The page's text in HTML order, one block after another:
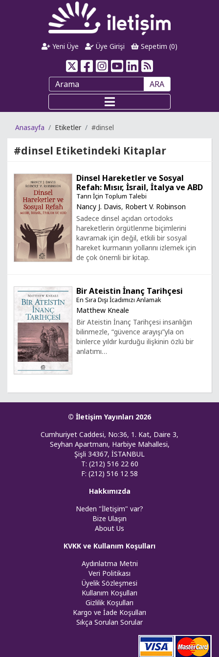
Yeni Üye Üye Girişi Sepetim (0)
ARA
Anasayfa Etiketler #dinsel
#dinsel Etiketindeki Kitaplar
Dinsel Hareketler ve Sosyal
Refah: Mısır, İsrail, İtalya ve ABD
Tanrı İçin Toplum Talebi
Nancy J. Davis, Robert V. Robinson
Sadece dinsel açıdan ortodoks
hareketlerin örgütlenme biçimlerini
kavramak için değil, etkili bir sosyal
hareket kurmanın yollarını izlemek için
de çok önemli bir kitap.
Bir Ateistin İnanç Tarihçesi
En Sıra Dışı İcadımızı Anlamak
Matthew Kneale
Bir Ateistin İnanç Tarihçesi insanlığın
bilinmezle, “güvence arayışı”yla on
binlerce yıldır kurduğu ilişkinin özlü bir
anlatımı…
© İletişim Yayınları 2026
Cumhuriyet Caddesi, No:36, 1. Kat, Daire 3,
Seyhan Apartmanı, Harbiye Mahallesi,
Şişli 34367, İSTANBUL
T: (212) 516 22 60
F: (212) 516 12 58
Hakkımızda
Neden "İletişim" var?
Bize Ulaşın
About Us
KVKK ve Kullanım Koşulları
Aydınlatma Metni
Veri Politikası
Üyelik Sözleşmesi
Kullanım Koşulları
Gizlilik Koşulları
Kargo ve İade Koşulları
Sıkça Sorulan Sorular